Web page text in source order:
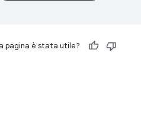
pagina è stata utile?